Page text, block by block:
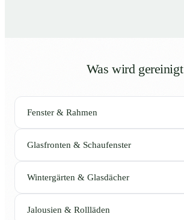
Was wird gereinigt
Fenster & Rahmen
Glasfronten & Schaufenster
Wintergärten & Glasdächer
Jalousien & Rollläden